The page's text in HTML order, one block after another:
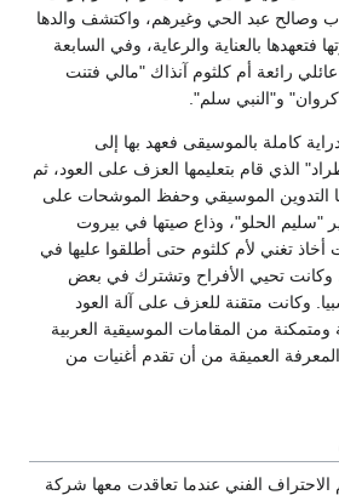
وصالح عبد الحي وغيرهم، واكتشف والدها
فتعهدها بالعناية والرعاية، وفي السابعة
رائعة أم كلثوم آنذاك "مالي فتنت
و"النبي سلم".
كاملة بالموسيقى فعهد بها إلى
الذي قام بتعليمها العزف على العود، ثم
التدوين الموسيقي وحفظ الموشحات على
"سليم الحلو"، وذاع صيتها في بيروت
تغني لأم كلثوم حتى أطلقوا عليها في
وكانت تحيي الأفراح وتشترك في بعض
وكانت متقنة للعزف على آلة العود
ومتمكنة من المقامات الموسيقية العربية
المعرفة العميقة من أن تقدم أغنيات من
عالم الاحتراف الفني عندما تعاقدت معها شركة